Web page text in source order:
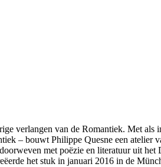
verlangen van de Romantiek. Met
– bouwt Philippe Quesne een atelier
met poëzie en literatuur uit het
het stuk in januari 2016 in de